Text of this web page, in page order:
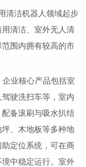
洁机器人领域起步
清洁、室外无人清
围内拥有较高的市
业核心产品包括室
驶洗扫车等，室内
备滚刷与吸水扒结
、木地板等多种地
定位系统，可在商
中稳定运行。室外